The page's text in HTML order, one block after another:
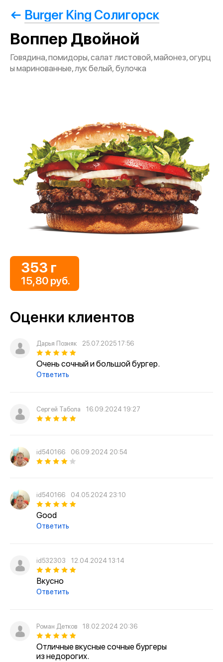
Burger King Солигорск
Воппер Двойной
Говядина, помидоры, салат листовой, майонез, огурц
ы маринованные, лук белый, булочка
353 г
15,80 руб.
Оценки клиентов
Дарья Позняк 25.07.2025 17:56
Очень сочный и большой бургер.
Ответить
Сергей Табола 16.09.2024 19:27
id540166 06.09.2024 20:54
id540166 04.05.2024 23:10
Good
Ответить
id532303 12.04.2024 13:14
Вкусно
Ответить
Роман Детков 18.02.2024 20:36
Отличные вкусные сочные бургеры
из недорогих.